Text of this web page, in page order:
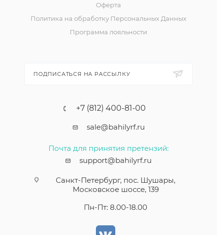
Оферта
Политика на обработку Персональных Данных
Программа лояльности
ПОДПИСАТЬСЯ НА РАССЫЛКУ
+7 (812) 400-81-00
sale@bahilyrf.ru
Почта для принятия претензий:
support@bahilyrf.ru
Санкт-Петербург, пос. Шушары,
Московское шоссе, 139
Пн-Пт: 8.00-18.00